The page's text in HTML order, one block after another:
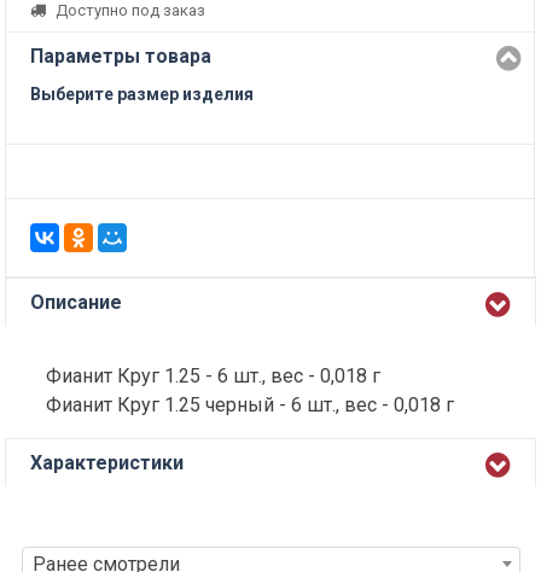
Доступно под заказ
Параметры товара
Выберите размер изделия
Описание
Фианит Круг 1.25 - 6 шт., вес - 0,018 г
Фианит Круг 1.25 черный - 6 шт., вес - 0,018 г
Характеристики
Ранее смотрели